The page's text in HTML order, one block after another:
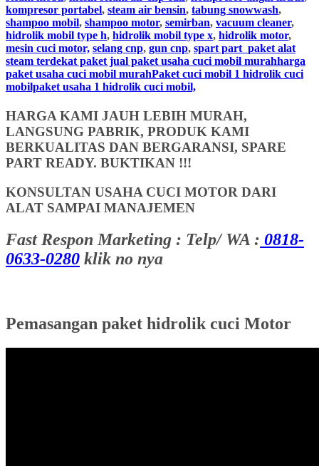
kompresor portabel, steam air bensin, tabung snowwash,
shampoo mobil, shampoo motor, semirban, vacuum cleaner,
hidrolik mobil type h, hidrolik mobil type x, hidrolik motor,
mesin cuci motor, selang cnp, gun cnp, spart part paket alat
steam terdekat paket jual paket usaha cuci mobil murahharga
paket usaha cuci mobil murahPaket cuci mobil 1 hidrolik cuci
mobilpaket usaha 1 hidrolik cuci mobil,
HARGA KAMI JAUH LEBIH MURAH,
LANGSUNG PABRIK, PRODUK KAMI
BERKUALITAS DAN BERGARANSI, SPARE
PART READY. BUKTIKAN !!!
KONSULTAN USAHA CUCI MOTOR DARI
ALAT SAMPAI MANAJEMEN
Fast Respon Marketing : Telp/ WA : 0818-
0633-0280 klik no nya
Pemasangan paket hidrolik cuci Motor